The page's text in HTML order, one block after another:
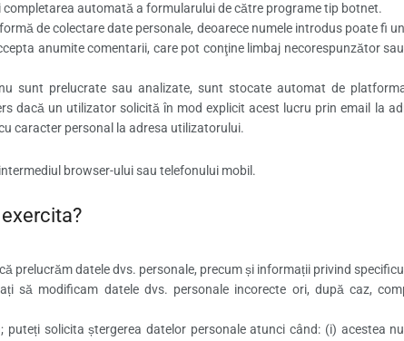
automată a formularului de către programe tip botnet.
de colectare date personale, deoarece numele introdus poate fi
anumite comentarii, care pot conţine limbaj necorespunzător
sunt prelucrate sau analizate, sunt stocate automat de
dacă un utilizator solicită în mod explicit acest lucru prin email la
caracter personal la adresa utilizatorului.
browser-ului sau telefonului mobil.
prelucrăm datele dvs. personale, precum și informații privind
să modificam datele dvs. personale incorecte ori, după caz,
solicita ștergerea datelor personale atunci când: (i) acestea